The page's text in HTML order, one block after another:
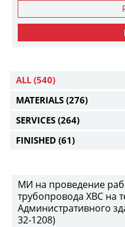
ALL (540)
MATERIALS (276)
SERVICES (264)
FINISHED (61)
МИ на проведение
трубопровода ХВС на
Административного
32-1208)